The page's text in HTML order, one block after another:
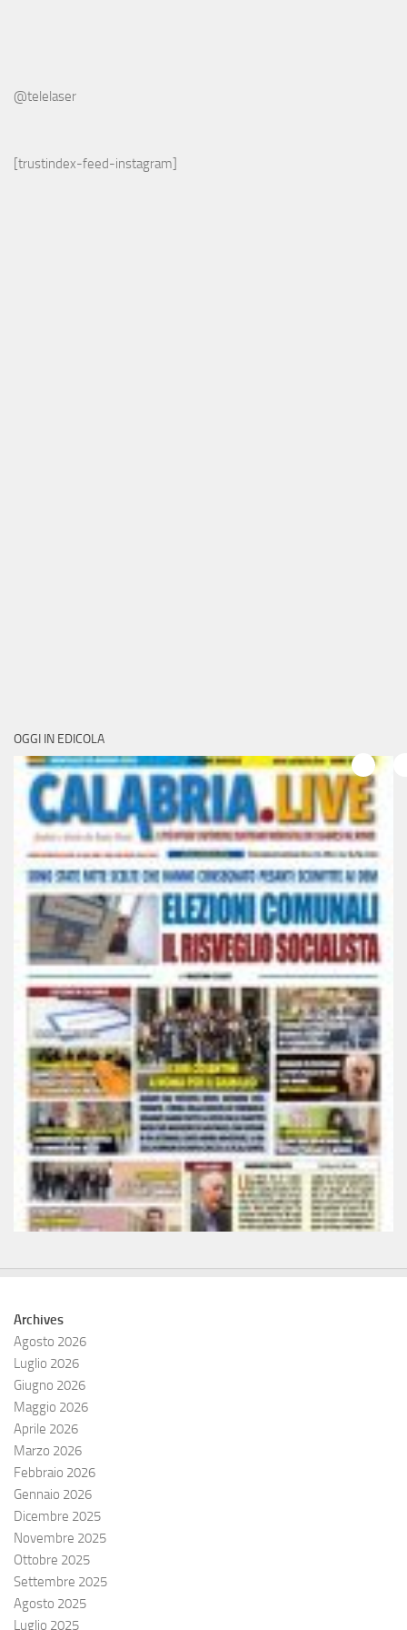
@telelaser
[trustindex-feed-instagram]
OGGI IN EDICOLA
Archives
Agosto 2026
Luglio 2026
Giugno 2026
Maggio 2026
Aprile 2026
Marzo 2026
Febbraio 2026
Gennaio 2026
Dicembre 2025
Novembre 2025
Ottobre 2025
Settembre 2025
Agosto 2025
Luglio 2025